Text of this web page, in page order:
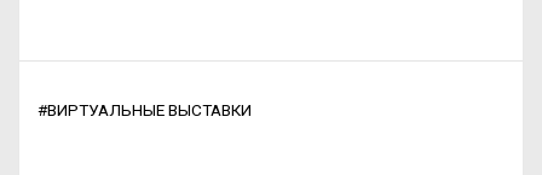
#ВИРТУАЛЬНЫЕ ВЫСТАВКИ